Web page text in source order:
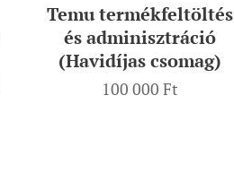
Temu termékfeltöltés
és adminisztráció
(Havidíjas csomag)
100 000 Ft